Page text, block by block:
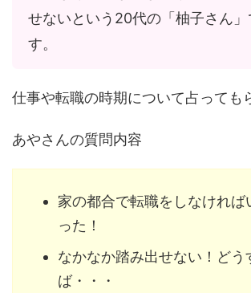
せないという20代の「柚子さん」
す。
仕事や転職の時期について占っても
あやさんの質問内容
家の都合で転職をしなければ
った！
なかなか踏み出せない！どう
ば・・・